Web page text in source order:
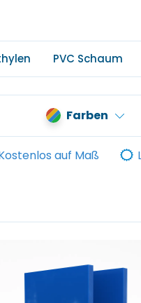
PVC Schaum
Farben
auf Maß